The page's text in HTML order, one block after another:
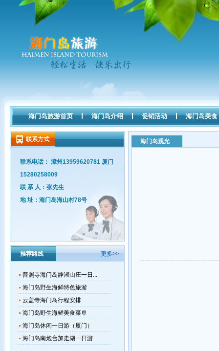
海门岛旅游首页 海门岛介绍 促销活动 海门岛美食
联系方式
联系电话： 漳州13959620781 厦门
15280258009
联 系 人：张先生
地 址：海门岛海山村78号
更多>>
推荐路线
普照寺海门岛静湖山庄一日...
海门岛野生海鲜特色旅游
云盖寺海门岛行程安排
海门岛野生海鲜美食菜单
海门岛休闲一日游（厦门）
海门岛南炮台加走湖一日游
海门岛观光